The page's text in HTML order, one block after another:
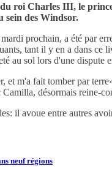
roi Charles III, le
sein des Windsor.
prochain, a été par
tant il y en a dans
au sol lors d'une dispute
m'a fait tomber par
désormais reine-
il avoue entre autres
neuf régions